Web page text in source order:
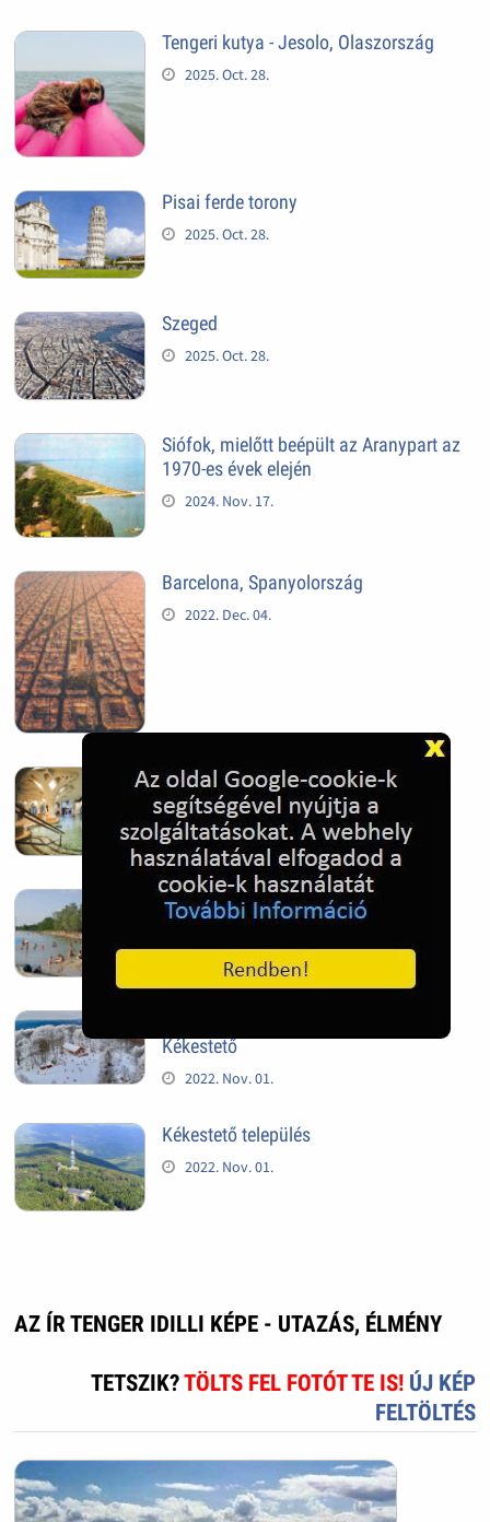
Tengeri kutya - Jesolo, Olaszország
2025. Oct. 28.
Pisai ferde torony
2025. Oct. 28.
Szeged
2025. Oct. 28.
Siófok, mielőtt beépült az Aranypart az
1970-es évek elején
2024. Nov. 17.
Barcelona, Spanyolország
2022. Dec. 04.
Hagymatikum | Makó fürdő
2022. Nov. 01.
Sándorfalva, Nádastó
Kékestető
2022. Nov. 01.
Kékestető település
2022. Nov. 01.
AZ ÍR TENGER IDILLI KÉPE - UTAZÁS, ÉLMÉNY
TETSZIK?TÖLTS FEL FOTÓT TE IS! ÚJ KÉP
FELTÖLTÉS